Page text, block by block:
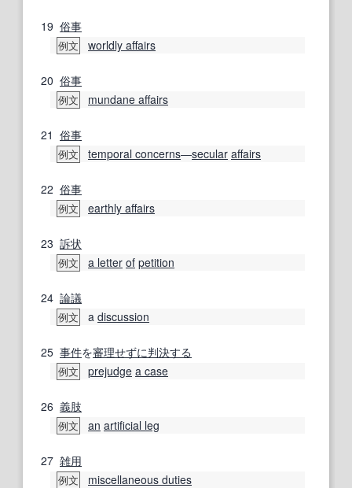
19 俗事
例文 worldly affairs
20 俗事
例文 mundane affairs
21 俗事
例文 temporal concerns―secular affairs
22 俗事
例文 earthly affairs
23 訴状
例文 a letter of petition
24 論議
例文 a discussion
25 事件を審理せずに判決する
例文 prejudge a case
26 義肢
例文 an artificial leg
27 雑用
例文 miscellaneous duties